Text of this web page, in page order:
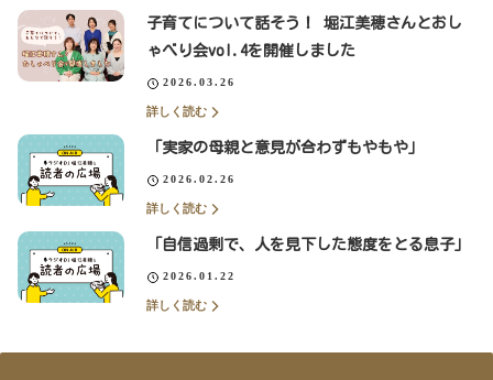
子育てについて話そう！ 堀江美穂さんとおし
ゃべり会vol.4を開催しました
2026.03.26
詳しく読む
「実家の母親と意見が合わずもやもや」
2026.02.26
詳しく読む
「自信過剰で、人を見下した態度をとる息子」
2026.01.22
詳しく読む